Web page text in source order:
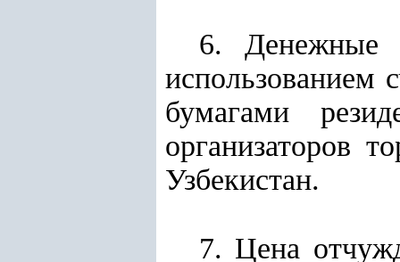
6. Денежные
использованием
бумагами
организаторов
Узбекистан.
7. Цена